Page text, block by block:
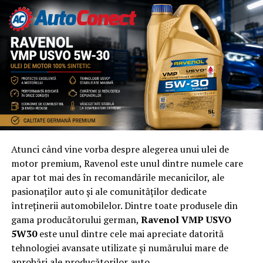
Cum să economisești timp și resurse în proiectele de
construcții cu ajutorul alpinismului utilitar
Atunci când vine vorba despre alegerea unui ulei de
motor premium, Ravenol este unul dintre numele care
apar tot mai des în recomandările mecanicilor, ale
pasionaților auto și ale comunităților dedicate
întreținerii automobilelor. Dintre toate produsele din
gama producătorului german, Ravenol VMP USVO
5W30este unul dintre cele mai apreciate datorită
tehnologiei avansate utilizate și numărului mare de